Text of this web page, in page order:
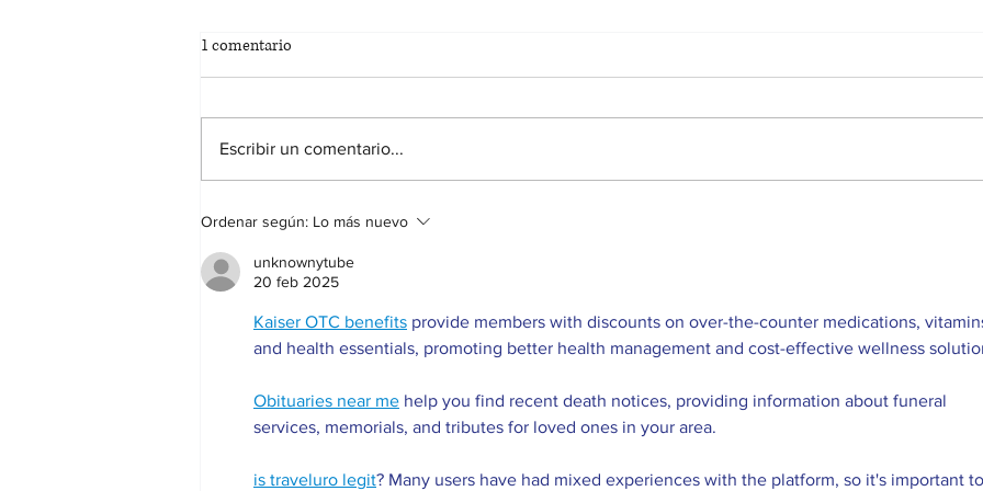
BASES DEL CONCURSO DE
DE CIFUENTES 2026
1 comentario
Escribir un comentario...
Ordenar según: Lo más nuevo
unknownytube
20 feb 2025
Kaiser OTC benefits provide members with discounts on over-the-counter medications,
and health essentials, promoting better health management and cost-effective wellness
Obituaries near me help you find recent death notices, providing information about funeral
services, memorials, and tributes for loved ones in your area.
is traveluro legit? Many users have had mixed experiences with the platform, so it's important to